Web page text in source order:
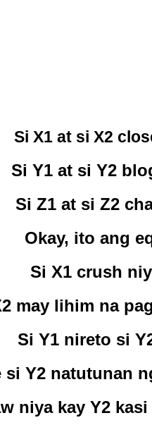
Si X1 at si X2
Si Y1 at si Y2
Si Z1 at si Z2
Okay, ito ang
Si X1 crush
may lihim na
Si Y1 nireto si
si Y2 natutunan
niya kay Y2